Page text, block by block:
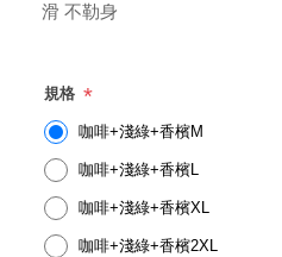
滑 不勒身
規格 *
咖啡+淺綠+香檳M
咖啡+淺綠+香檳L
咖啡+淺綠+香檳XL
咖啡+淺綠+香檳2XL